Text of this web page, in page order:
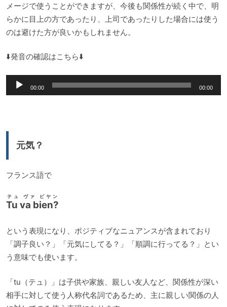
メージで使うことができますが、今後も関係性が続く中で、明
らかに目上の方であったり、上司であったりした場合には使う
のは避けた方が良いかもしれません。
⬇️発音の確認はこちら⬇️
声
00:00 00:00
元気？
フランス語で
Tu va bien?
テュ ヴァ ビヤン
という表現になり、ポジティブなニュアンスが含まれており
「調子良い？」「元気にしてる？」「順調に行ってる？」とい
う意味でも使います。
「tu（テュ）」は子供や家族、親しい友人など、関係性が深い
相手に対して使う人称代名詞であるため、主に親しい関係の人